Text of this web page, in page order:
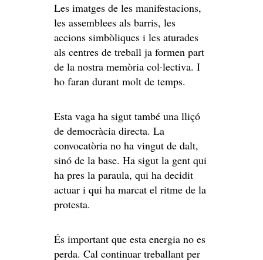
Les imatges de les manifestacions,
les assemblees als barris, les
accions simbòliques i les aturades
als centres de treball ja formen part
de la nostra memòria col·lectiva. I
ho faran durant molt de temps.
Esta vaga ha sigut també una lliçó
de democràcia directa. La
convocatòria no ha vingut de dalt,
sinó de la base. Ha sigut la gent qui
ha pres la paraula, qui ha decidit
actuar i qui ha marcat el ritme de la
protesta.
És important que esta energia no es
perda. Cal continuar treballant per